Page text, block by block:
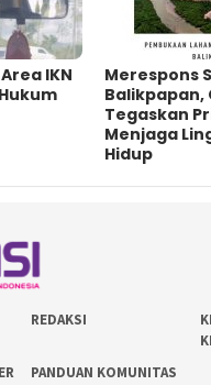
IKN
Merespons
Balikpapan,
Tegaskan
Menjaga
Hidup
REDAKSI
PANDUAN KOMUNITAS